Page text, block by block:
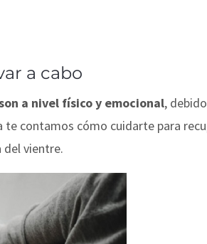
a cabo
a nivel físico y emocional,
contamos cómo cuidarte para
del vientre.